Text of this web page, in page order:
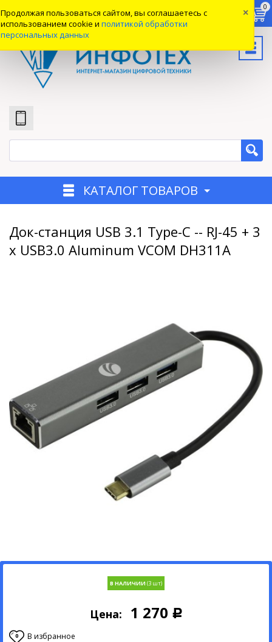
Продолжая пользоваться сайтом, вы соглашаетесь с
использованием cookie и политикой обработки
персональных данных
×
Вход
0
КАТАЛОГ ТОВАРОВ
Док-станция USB 3.1 Type-C -- RJ-45 + 3
x USB3.0 Aluminum VCOM DH311A
В НАЛИЧИИ
Цена: 1 270 Р
0 В избранное